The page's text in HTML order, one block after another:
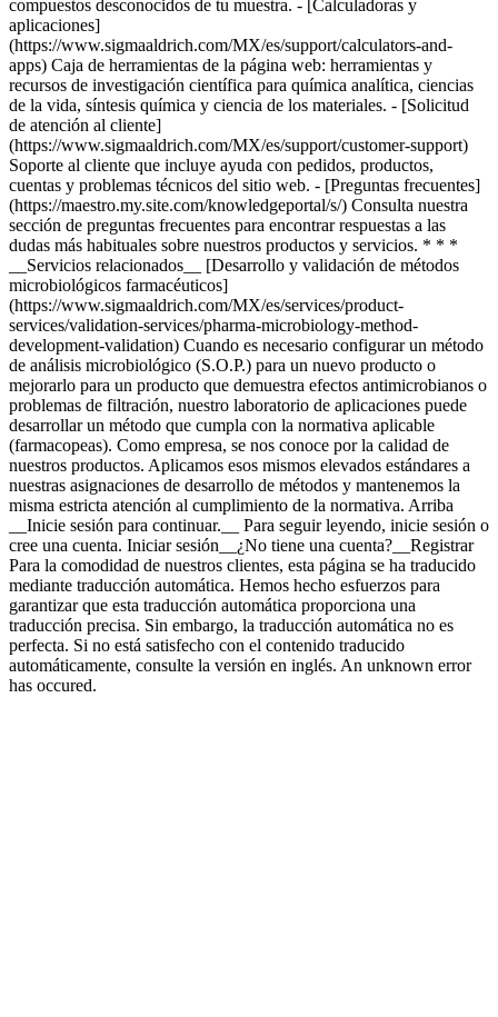
compuestos desconocidos de tu muestra. - [Calculadoras y
aplicaciones]
(https://www.sigmaaldrich.com/MX/es/support/calculators-and-
apps) Caja de herramientas de la página web: herramientas y
recursos de investigación científica para química analítica, ciencias
de la vida, síntesis química y ciencia de los materiales. - [Solicitud
de atención al cliente]
(https://www.sigmaaldrich.com/MX/es/support/customer-support)
Soporte al cliente que incluye ayuda con pedidos, productos,
cuentas y problemas técnicos del sitio web. - [Preguntas frecuentes]
(https://maestro.my.site.com/knowledgeportal/s/) Consulta nuestra
sección de preguntas frecuentes para encontrar respuestas a las
dudas más habituales sobre nuestros productos y servicios. * * *
__Servicios relacionados__ [Desarrollo y validación de métodos
microbiológicos farmacéuticos]
(https://www.sigmaaldrich.com/MX/es/services/product-
services/validation-services/pharma-microbiology-method-
development-validation) Cuando es necesario configurar un método
de análisis microbiológico (S.O.P.) para un nuevo producto o
mejorarlo para un producto que demuestra efectos antimicrobianos o
problemas de filtración, nuestro laboratorio de aplicaciones puede
desarrollar un método que cumpla con la normativa aplicable
(farmacopeas). Como empresa, se nos conoce por la calidad de
nuestros productos. Aplicamos esos mismos elevados estándares a
nuestras asignaciones de desarrollo de métodos y mantenemos la
misma estricta atención al cumplimiento de la normativa. Arriba
__Inicie sesión para continuar.__ Para seguir leyendo, inicie sesión o
cree una cuenta. Iniciar sesión__¿No tiene una cuenta?__Registrar
Para la comodidad de nuestros clientes, esta página se ha traducido
mediante traducción automática. Hemos hecho esfuerzos para
garantizar que esta traducción automática proporciona una
traducción precisa. Sin embargo, la traducción automática no es
perfecta. Si no está satisfecho con el contenido traducido
automáticamente, consulte la versión en inglés. An unknown error
has occured.